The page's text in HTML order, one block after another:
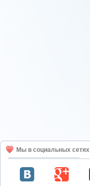
Мы в социальных сетях